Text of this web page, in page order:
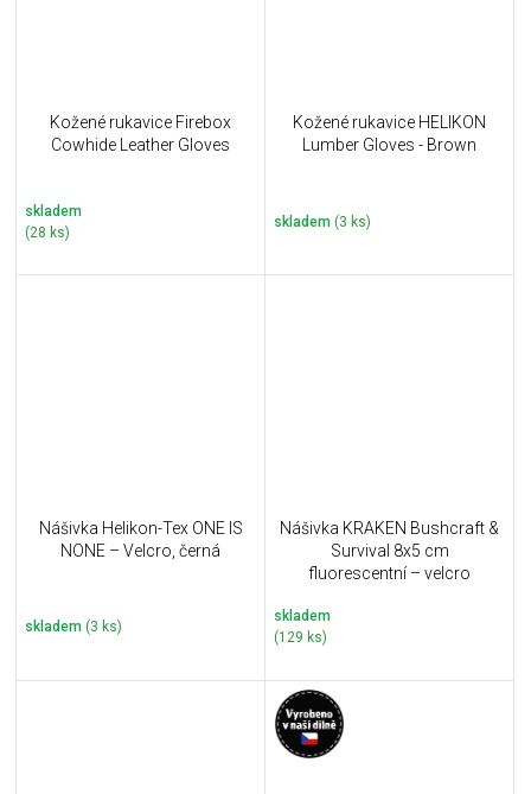
Kožené rukavice Firebox
Cowhide Leather Gloves
skladem
(28 ks)
Kožené rukavice HELIKON
Lumber Gloves - Brown
skladem (3 ks)
Nášivka Helikon-Tex ONE IS
NONE – Velcro, černá
skladem (3 ks)
Nášivka KRAKEN Bushcraft &
Survival 8x5 cm
fluorescentní – velcro
skladem
(129 ks)